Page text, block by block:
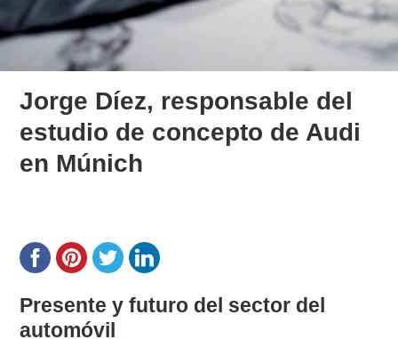
Jorge Díez, responsable del
estudio de concepto de Audi
en Múnich
Presente y futuro del sector del
automóvil